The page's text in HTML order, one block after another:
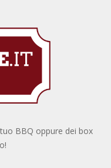
BBQ oppure dei box